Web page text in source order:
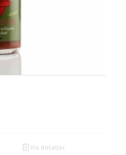
Vis detaljer